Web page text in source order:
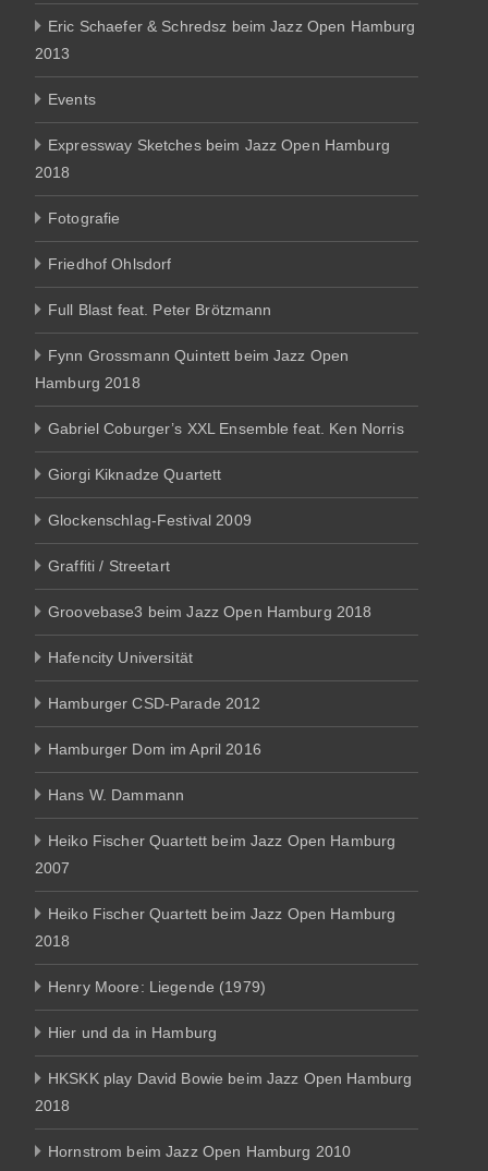
Eric Schaefer & Schredsz beim Jazz Open Hamburg
2013
Events
Expressway Sketches beim Jazz Open Hamburg
2018
Fotografie
Friedhof Ohlsdorf
Full Blast feat. Peter Brötzmann
Fynn Grossmann Quintett beim Jazz Open
Hamburg 2018
Gabriel Coburger’s XXL Ensemble feat. Ken Norris
Giorgi Kiknadze Quartett
Glockenschlag-Festival 2009
Graffiti / Streetart
Groovebase3 beim Jazz Open Hamburg 2018
Hafencity Universität
Hamburger CSD-Parade 2012
Hamburger Dom im April 2016
Hans W. Dammann
Heiko Fischer Quartett beim Jazz Open Hamburg
2007
Heiko Fischer Quartett beim Jazz Open Hamburg
2018
Henry Moore: Liegende (1979)
Hier und da in Hamburg
HKSKK play David Bowie beim Jazz Open Hamburg
2018
Hornstrom beim Jazz Open Hamburg 2010